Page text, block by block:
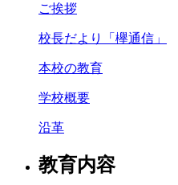
ご挨拶
校長だより「欅通信」
本校の教育
学校概要
沿革
教育内容